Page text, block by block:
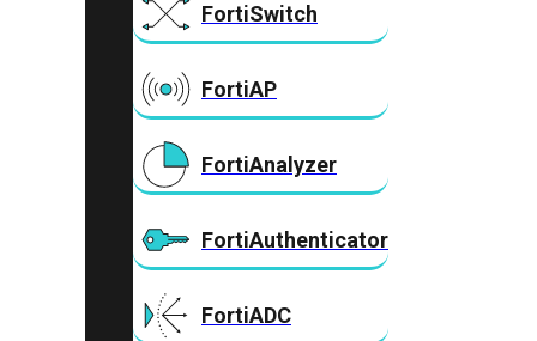
FortiSwitch
FortiAP
FortiAnalyzer
FortiAuthenticator
FortiADC